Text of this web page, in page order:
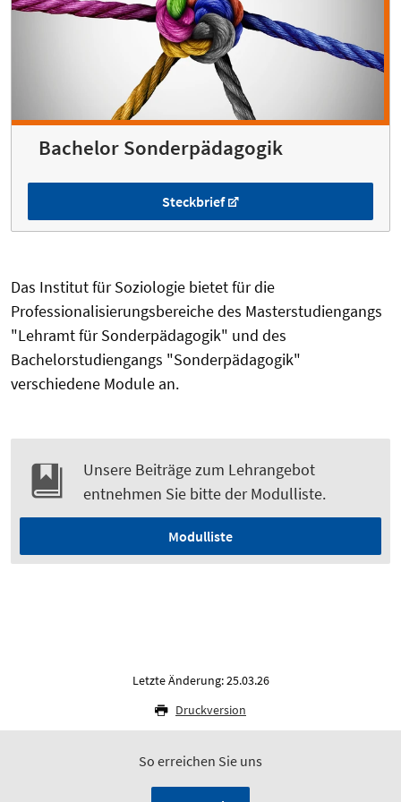
Bachelor Sonderpädagogik
Steckbrief
Das Institut für Soziologie bietet für die
Professionalisierungsbereiche des Masterstudiengangs
"Lehramt für Sonderpädagogik" und des
Bachelorstudiengangs "Sonderpädagogik"
verschiedene Module an.
Unsere Beiträge zum Lehrangebot
entnehmen Sie bitte der Modulliste.
Modulliste
Letzte Änderung: 25.03.26
Druckversion
So erreichen Sie uns